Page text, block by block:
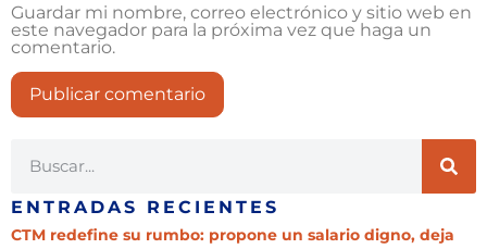
Guardar mi nombre, correo electrónico y sitio web en
este navegador para la próxima vez que haga un
comentario.
ENTRADAS RECIENTES
CTM redefine su rumbo: propone un salario digno, deja